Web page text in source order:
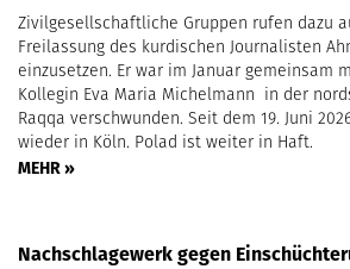
Zivilgesellschaftliche Gruppen rufen dazu
Freilassung des kurdischen Journalisten
einzusetzen. Er war im Januar gemeinsam
Kollegin Eva Maria Michelmann in der
Raqqa verschwunden. Seit dem 19. Juni
wieder in Köln. Polad ist weiter in Haft.
MEHR »
Nachschlagewerk gegen